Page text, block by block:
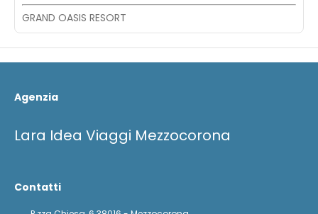
GRAND OASIS RESORT
Agenzia
Lara Idea Viaggi Mezzocorona
Contatti